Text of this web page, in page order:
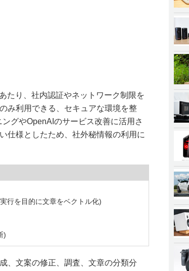
たり、社内認証やネットワーク制限を
み利用できる、セキュアな環境を整
グやOpenAIのサービス改善に活用さ
仕様としたため、社外秘情報の利用に
行を目的に文章をベクトル化)
)
、文案の修正、調査、文章の分類分